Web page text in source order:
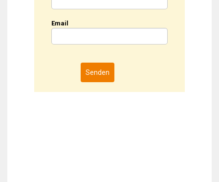
Email
Senden